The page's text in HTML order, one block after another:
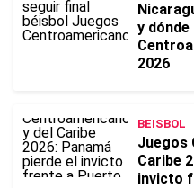
y
2026
BEISBOL
Juegos
Caribe
invicto